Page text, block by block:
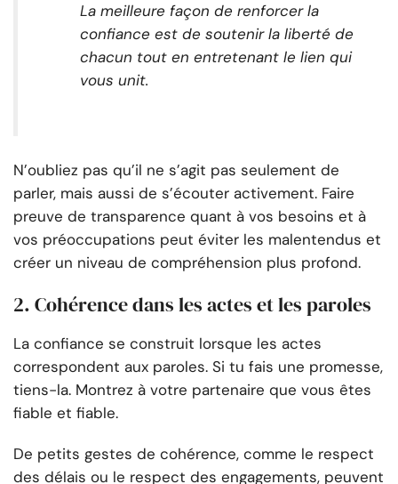
La meilleure façon de renforcer la
confiance est de soutenir la liberté de
chacun tout en entretenant le lien qui
vous unit.
N’oubliez pas qu’il ne s’agit pas seulement de
parler, mais aussi de s’écouter activement. Faire
preuve de transparence quant à vos besoins et à
vos préoccupations peut éviter les malentendus et
créer un niveau de compréhension plus profond.
2. Cohérence dans les actes et les paroles
La confiance se construit lorsque les actes
correspondent aux paroles. Si tu fais une promesse,
tiens-la. Montrez à votre partenaire que vous êtes
fiable et fiable.
De petits gestes de cohérence, comme le respect
des délais ou le respect des engagements, peuvent